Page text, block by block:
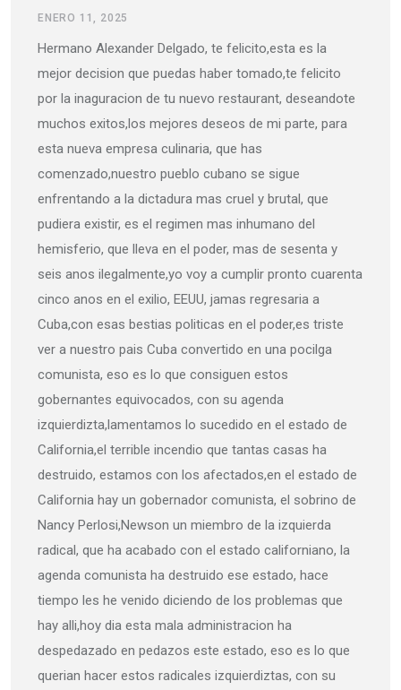
ENERO 11, 2025
Hermano Alexander Delgado, te felicito,esta es la
mejor decision que puedas haber tomado,te felicito
por la inaguracion de tu nuevo restaurant, deseandote
muchos exitos,los mejores deseos de mi parte, para
esta nueva empresa culinaria, que has
comenzado,nuestro pueblo cubano se sigue
enfrentando a la dictadura mas cruel y brutal, que
pudiera existir, es el regimen mas inhumano del
hemisferio, que lleva en el poder, mas de sesenta y
seis anos ilegalmente,yo voy a cumplir pronto cuarenta
cinco anos en el exilio, EEUU, jamas regresaria a
Cuba,con esas bestias politicas en el poder,es triste
ver a nuestro pais Cuba convertido en una pocilga
comunista, eso es lo que consiguen estos
gobernantes equivocados, con su agenda
izquierdizta,lamentamos lo sucedido en el estado de
California,el terrible incendio que tantas casas ha
destruido, estamos con los afectados,en el estado de
California hay un gobernador comunista, el sobrino de
Nancy Perlosi,Newson un miembro de la izquierda
radical, que ha acabado con el estado californiano, la
agenda comunista ha destruido ese estado, hace
tiempo les he venido diciendo de los problemas que
hay alli,hoy dia esta mala administracion ha
despedazado en pedazos este estado, eso es lo que
querian hacer estos radicales izquierdiztas, con su